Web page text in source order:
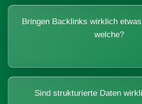
Bringen Backlinks wirklich
welche?
Sind strukturierte Daten